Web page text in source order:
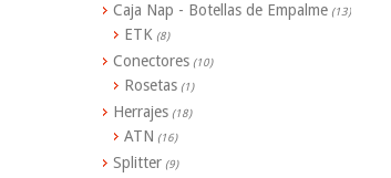
Caja Nap - Botellas de Empalme (13)
ETK (8)
Conectores (10)
Rosetas (1)
Herrajes (18)
ATN (16)
Splitter (9)